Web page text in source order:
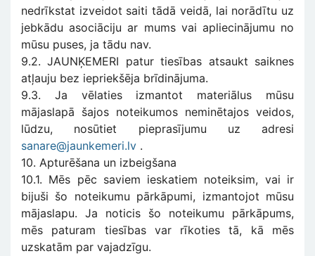
nedrīkstat izveidot saiti tādā veidā, lai norādītu uz
jebkādu asociāciju ar mums vai apliecinājumu no
mūsu puses, ja tādu nav.
9.2. JAUNĶEMERI patur tiesības atsaukt saiknes
atļauju bez iepriekšēja brīdinājuma.
9.3. Ja vēlaties izmantot materiālus mūsu
mājaslapā šajos noteikumos neminētajos veidos,
lūdzu, nosūtiet pieprasījumu uz adresi
sanare@jaunkemeri.lv .
10. Apturēšana un izbeigšana
10.1. Mēs pēc saviem ieskatiem noteiksim, vai ir
bijuši šo noteikumu pārkāpumi, izmantojot mūsu
mājaslapu. Ja noticis šo noteikumu pārkāpums,
mēs paturam tiesības var rīkoties tā, kā mēs
uzskatām par vajadzīgu.